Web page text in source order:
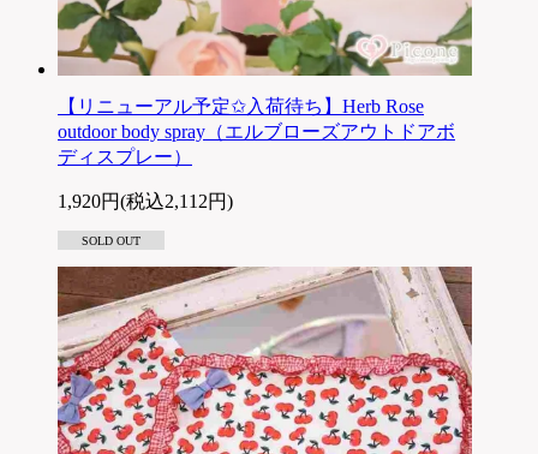
【リニューアル予定✩入荷待ち】Herb Rose
outdoor body spray（エルブローズアウトドアボ
ディスプレー）
1,920円(税込2,112円)
SOLD OUT